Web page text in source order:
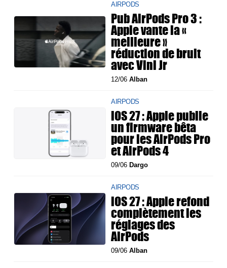
AIRPODS
Pub AirPods Pro 3 :
Apple vante la «
meilleure »
réduction de bruit
avec Vini Jr
12/06Alban
AIRPODS
iOS 27 : Apple publie
un firmware bêta
pour les AirPods Pro
et AirPods 4
09/06 Dargo
AIRPODS
iOS 27 : Apple refond
complètement les
réglages des
AirPods
09/06Alban